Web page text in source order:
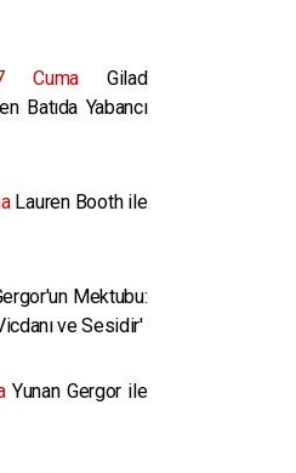
CumaGilad
Batıda Yabancı
Lauren Booth ile
Mektubu:
ve Sesidir'
Yunan Gergor ile